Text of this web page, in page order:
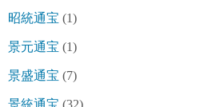
昭統通宝 (1)
景元通宝 (1)
景盛通宝 (7)